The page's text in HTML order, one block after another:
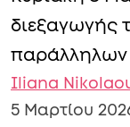
στην
κλειστοί
Σημαντικές
τίθενται σε